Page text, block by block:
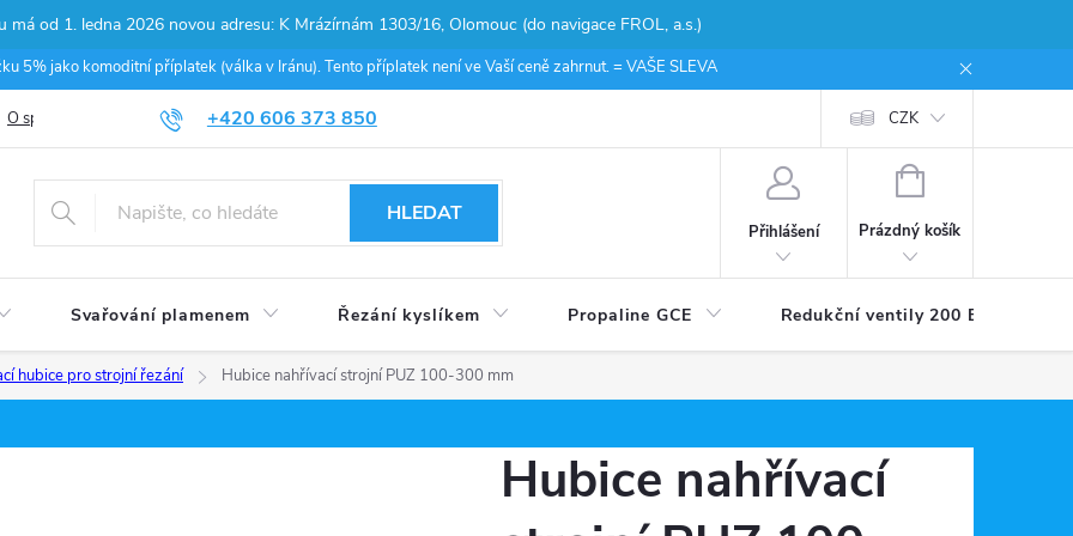
má od 1. ledna 2026 novou adresu: K Mrázírnám 1303/16, Olomouc (do navigace FROL, a.s.)
5% jako komoditní příplatek (válka v Iránu). Tento příplatek není ve Vaší ceně zahrnut. = VAŠE SLEVA
+420 606 373 850
O společnosti Podmínky ochrany osobních údajů CZK
HLEDAT
Přihlášení
NÁKUPNÍ
Prázdný košík
Svařování plamenem Řezání kyslíkem Propaline GCE Redukční ventily 200 Bar
hubice pro strojní řezání Hubice nahřívací strojní PUZ 100-300 mm
Hubice nahřívací